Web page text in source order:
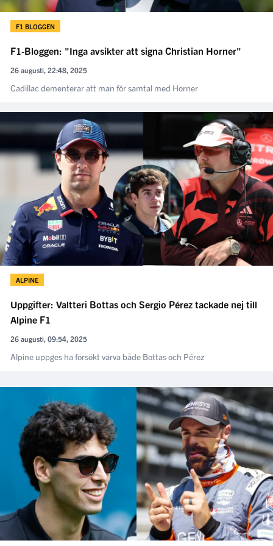
F1 BLOGGEN
F1-Bloggen: "Inga avsikter att signa Christian Horner"
26 augusti, 22:48, 2025
Cadillac dementerar att man för samtal med Horner
ALPINE
Uppgifter: Valtteri Bottas och Sergio Pérez tackade nej till
Alpine F1
26 augusti, 09:54, 2025
Alpine uppges ha försökt värva både Bottas och Pérez